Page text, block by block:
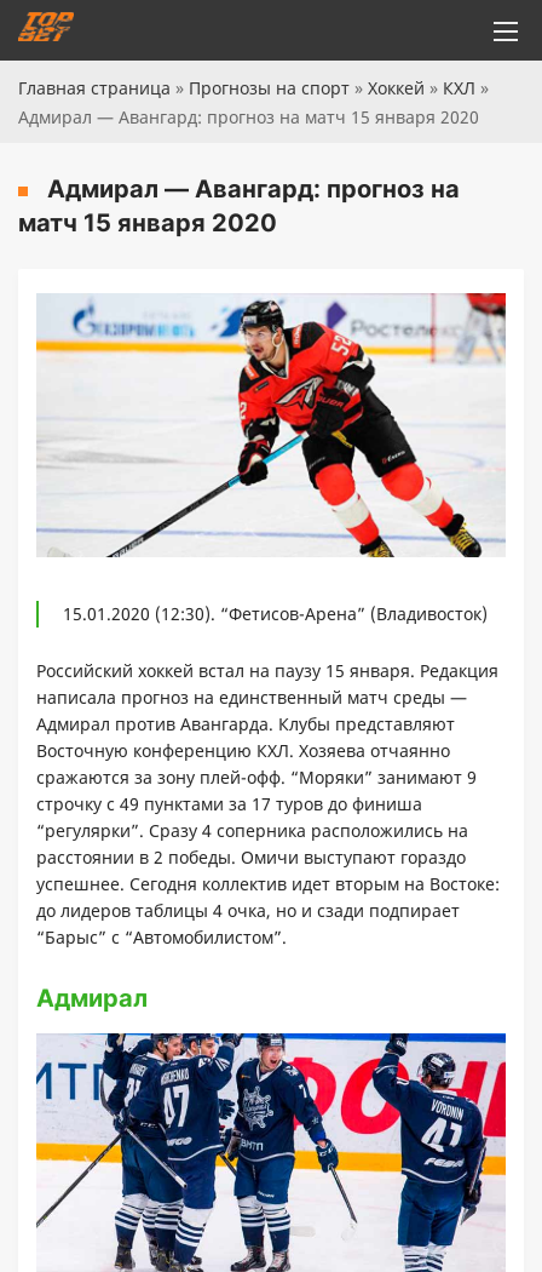
Главная страница » Прогнозы на спорт » Хоккей » КХЛ »
Адмирал — Авангард: прогноз на матч 15 января 2020
Адмирал — Авангард: прогноз на
матч 15 января 2020
15.01.2020 (12:30). “Фетисов-Арена” (Владивосток)
Российский хоккей встал на паузу 15 января. Редакция
написала прогноз на единственный матч среды —
Адмирал против Авангарда. Клубы представляют
Восточную конференцию КХЛ. Хозяева отчаянно
сражаются за зону плей-офф. “Моряки” занимают 9
строчку с 49 пунктами за 17 туров до финиша
“регулярки”. Сразу 4 соперника расположились на
расстоянии в 2 победы. Омичи выступают гораздо
успешнее. Сегодня коллектив идет вторым на Востоке:
до лидеров таблицы 4 очка, но и сзади подпирает
“Барыс” с “Автомобилистом”.
Адмирал